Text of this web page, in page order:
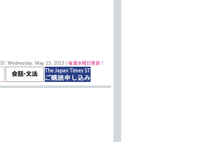
Wednesday, May 15, 2013 | 毎週水曜日更新！